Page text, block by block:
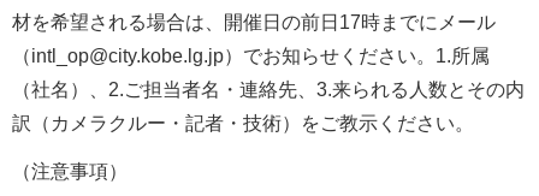
材を希望される場合は、開催日の前日17時までにメール
（intl_op@city.kobe.lg.jp）でお知らせください。1.所属
（社名）、2.ご担当者名・連絡先、3.来られる人数とその内
訳（カメラクルー・記者・技術）をご教示ください。
（注意事項）